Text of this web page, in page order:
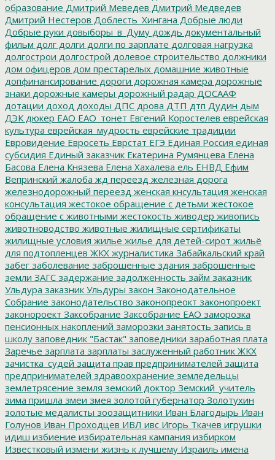
образование Дмитрий Меведев Дмитрий Медведев
Дмитрий Нестеров Доблесть_Хингана Добрые люди
Добрые руки довыборы_в_Думу дождь документальный
фильм долг долги долги по зарплате долговая нагрузка
долгострои долгострой долевое строительство должники
дом офицеров дом престарелых домашние животные
допфинансирование дороги дорожная камера дорожные
знаки дорожные камеры дорожный радар ДОСААФ
дотации доход доходы ДПС дрова ДТП дтп Дудин дым
ДЭК дюкер ЕАО ЕАО_тонет Евгений Коростелев еврейская
культура еврейская_мудрость еврейские традиции
Евровидение Евросеть Еврстат ЕГЭ Единая Россия единая
субсидия Единый заказчик Екатерина Румянцева Елена
Басова Елена Князева Елена Хахалева ель ЕНВД Ефим
Вепринский жалоба жд переезд железная дорога
железнодорожный переезд женская кнсультация женская
консультация жестокое обращение с детьми жестокое
обращение с животными жестокость живодер живопись
животноводство животные жилищные сертификаты
жилищные условия жилье жилье для детей-сирот жильё
для подтопленцев ЖКХ журналистика Забайкальский край
забег заболевание заброшенные здания заброшенные
земли ЗАГС задержание задолженность займ заказник
Ульдура заказник Ульдуры закон Законодательное
Собрание законодательство законопреокт законопроект
законороект Заксобрание Заксобрание ЕАО заморозка
пенсионных накоплений заморозки занятость запись в
школу заповедник "Бастак" заповедники заработная плата
Заречье зарплата зарплаты заслуженный работник ЖКХ
зачистка_судей защита прав предпринимателей защита
предпринимателей здравоохранение земледельцы
землетрясение земля земский доктор Земский_учитель
зима пришла змеи змея золотой губернатор Золотухин
золотые медалисты зоозащитники Иван Благодырь Иван
Голунов Иван Проходцев ИВЛ ивс Игорь Ткачев игрушки
идиш избиение избирательная кампания избирком
Известковый измени жизнь к лучшему Израиль имена